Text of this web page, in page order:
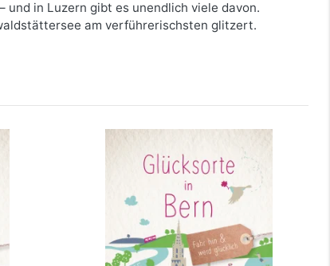
in Luzern gibt es unendlich viele davon.
am verführerischsten glitzert.
Glücksorte in Bern
mehr Infos …
bestellen